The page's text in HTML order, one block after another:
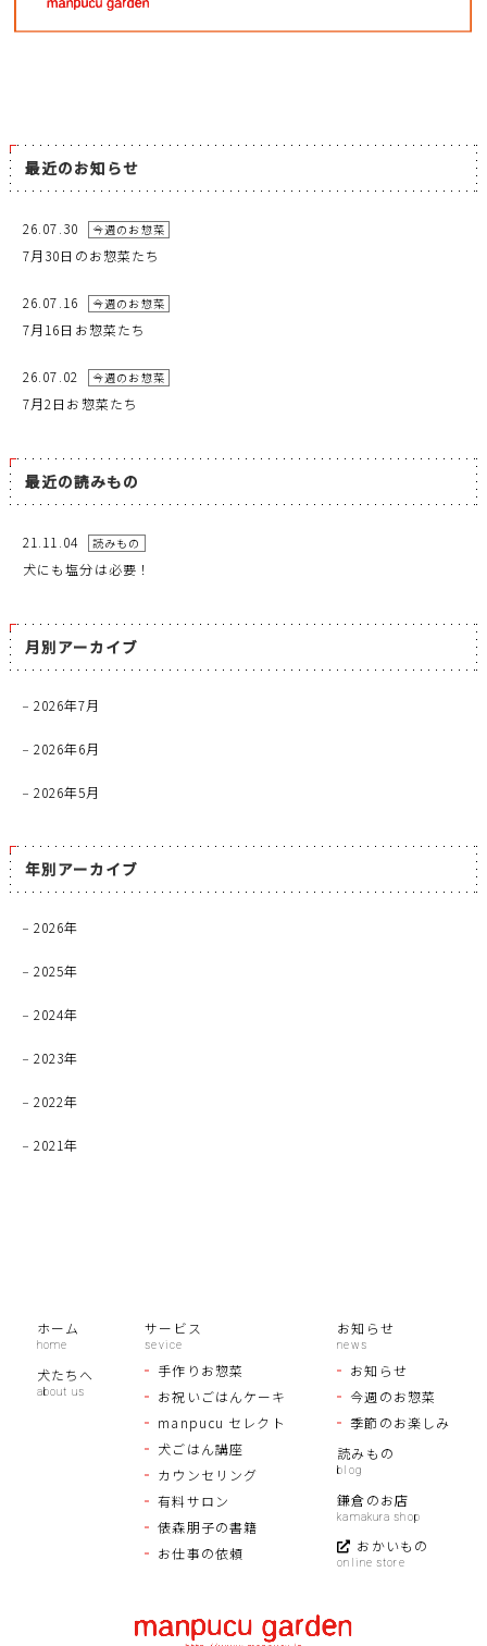
最近のお知らせ
26.07.30 今週のお惣菜
7月30日のお惣菜たち
26.07.16 今週のお惣菜
7月16日お惣菜たち
26.07.02 今週のお惣菜
7月2日お惣菜たち
最近の読みもの
21.11.04 読みもの
犬にも塩分は必要！
月別アーカイブ
2026年7月
2026年6月
2026年5月
年別アーカイブ
2026年
2025年
2024年
2023年
2022年
2021年
ホーム
犬たちへ
サービス
手作りお惣菜
お祝いごはんケーキ
manpucu セレクト
犬ごはん講座
カウンセリング
有料サロン
俵森朋子の書籍
お仕事の依頼
お知らせ
お知らせ
今週のお惣菜
季節のお楽しみ
読みもの
鎌倉のお店
おかいもの